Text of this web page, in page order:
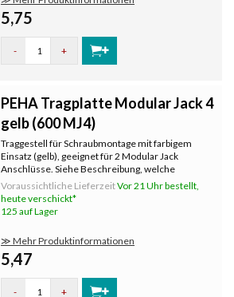
5,75
- +
PEHA Tragplatte Modular Jack 4
gelb (600 MJ4)
Traggestell für Schraubmontage mit farbigem
Einsatz (gelb), geeignet für 2 Modular Jack
Anschlüsse. Siehe Beschreibung, welche
Hersteller und Typen von Steckern passen.
Voraussichtliche LieferzeitVor 21 Uhr bestellt,
heute verschickt*
125 auf Lager
≫ Mehr Produktinformationen
5,47
- +